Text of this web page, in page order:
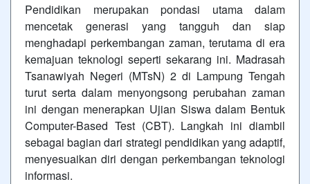
Pendidikan merupakan pondasi utama dalam
mencetak generasi yang tangguh dan siap
menghadapi perkembangan zaman, terutama di era
kemajuan teknologi seperti sekarang ini. Madrasah
Tsanawiyah Negeri (MTsN) 2 di Lampung Tengah
turut serta dalam menyongsong perubahan zaman
ini dengan menerapkan Ujian Siswa dalam Bentuk
Computer-Based Test (CBT). Langkah ini diambil
sebagai bagian dari strategi pendidikan yang adaptif,
menyesuaikan diri dengan perkembangan teknologi
informasi.